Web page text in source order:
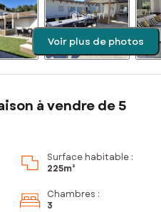
Voir plus de photos
à vendre de 5
Surface habitable :
225m²
Chambres :
3